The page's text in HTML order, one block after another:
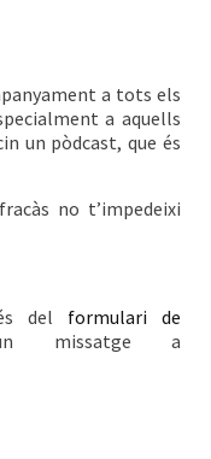
a tots els
a aquells
un pòdcast, que és
no t’impedeixi
del formulari de
missatge a